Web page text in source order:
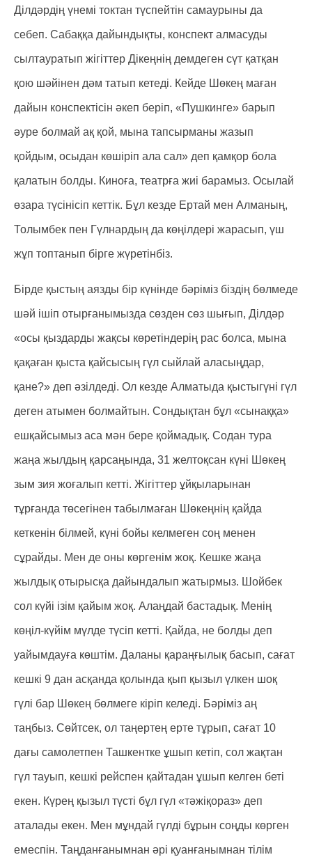
Ділдәрдің үнемі токтан түспейтін самаурыны да
себеп. Сабаққа дайындықты, конспект алмасуды
сылтауратып жігіттер Дікеңнің демдеген сүт қатқан
қою шәйінен дәм татып кетеді. Кейде Шөкең маған
дайын конспектісін әкеп беріп, «Пушкинге» барып
әуре болмай ақ қой, мына тапсырманы жазып
қойдым, осыдан көшіріп ала сал» деп қамқор бола
қалатын болды. Киноға, театрға жиі барамыз. Осылай
өзара түсінісіп кеттік. Бұл кезде Ертай мен Алманың,
Толымбек пен Гүлнардың да көңілдері жарасып, үш
жұп топтанып бірге жүретінбіз.
Бірде қыстың аязды бір күнінде бәріміз біздің бөлмеде
шәй ішіп отырғанымызда сөзден сөз шығып, Ділдәр
«осы қыздарды жақсы көретіндерің рас болса, мына
қақаған қыста қайсысың гүл сыйлай аласыңдар,
қане?» деп әзілдеді. Ол кезде Алматыда қыстыгүні гүл
деген атымен болмайтын. Сондықтан бұл «сынаққа»
ешқайсымыз аса мән бере қоймадық. Содан тура
жаңа жылдың қарсаңында, 31 желтоқсан күні Шөкең
зым зия жоғалып кетті. Жігіттер ұйқыларынан
тұрғанда төсегінен табылмаған Шөкеңнің қайда
кеткенін білмей, күні бойы келмеген соң менен
сұрайды. Мен де оны көргенім жоқ. Кешке жаңа
жылдық отырысқа дайындалып жатырмыз. Шойбек
сол күйі ізім қайым жоқ. Алаңдай бастадық. Менің
көңіл-күйім мүлде түсіп кетті. Қайда, не болды деп
уайымдауға көштім. Даланы қараңғылық басып, сағат
кешкі 9 дан асқанда қолында қып қызыл үлкен шоқ
гүлі бар Шөкең бөлмеге кіріп келеді. Бәріміз аң
таңбыз. Сөйтсек, ол таңертең ерте тұрып, сағат 10
дағы самолетпен Ташкентке ұшып кетіп, сол жақтан
гүл тауып, кешкі рейспен қайтадан ұшып келген беті
екен. Күрең қызыл түсті бұл гүл «тәжіқораз» деп
аталады екен. Мен мұндай гүлді бұрын соңды көрген
емеспін. Таңданғанымнан әрі қуанғанымнан тілім